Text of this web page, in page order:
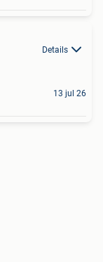
Details
13 jul 26